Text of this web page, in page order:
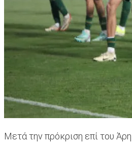
Μετά την πρόκριση επί του